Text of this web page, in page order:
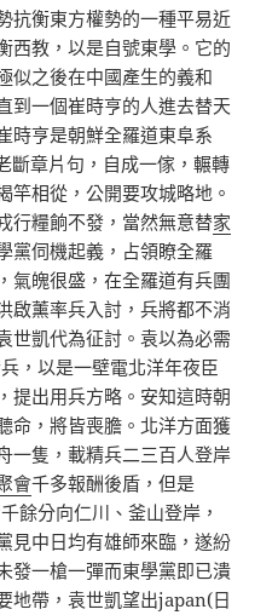
衡東方權勢的一種平易近
西教，以是自號東學。它的
似之後在中國產生的義和
到一個崔時亨的人進去替天
時亨是朝鮮全羅道東阜系
斷章片句，自成一傢，輾轉
竿相從，公開要攻城略地。
行糧餉不發，當然無意替家
黨伺機起義，占領瞭全羅
氣魄很盛，在全羅道有兵團
啟薰率兵入討，兵將都不消
世凱代為征討。袁以為必需
，以是一壁電北洋年夜臣
提出用兵方略。安知這時朝
命，將皆喪膽。北洋方面獲
一隻，載精兵二三百人登岸
會千多報酬後盾，但是
餘分向仁川、釜山登岸，
見中日均有雄師來臨，遂紛
發一槍一彈而東學黨即已潰
地帶，袁世凱望出japan(日